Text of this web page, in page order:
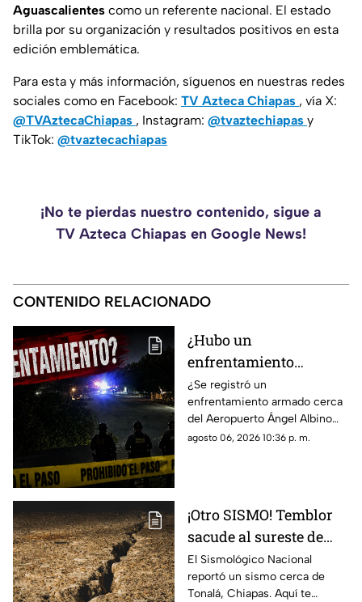
Aguascalientes como un referente nacional. El estado
brilla por su organización y resultados positivos en esta
edición emblemática.
Para esta y más información, síguenos en nuestras redes
sociales como en Facebook: TV Azteca Chiapas , vía X:
@TVAztecaChiapas , Instagram: @tvaztechiapas y
TikTok: @tvaztecachiapas
¡No te pierdas nuestro contenido, sigue a
TV Azteca Chiapas en Google News!
CONTENIDO RELACIONADO
¿Hubo un
enfrentamiento
armado en el
aeropuerto Ángel
Albino Corzo? Esto
dijeron las autoridades
¿Se registró un
enfrentamiento armado cerca
del Aeropuerto Ángel Albino
Corzo? Autoridades
agosto 06, 2026 10:36 p. m.
¡Otro SISMO! Temblor
sacude al sureste de
México HOY: epicentro
y magnitud
El Sismológico Nacional
reportó un sismo cerca de
Tonalá, Chiapas. Aquí te